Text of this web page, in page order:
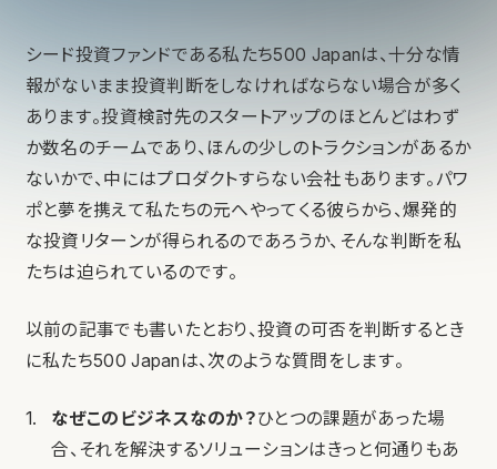
シード投資ファンドである私たち500 Japanは、十分な情
報がないまま投資判断をしなければならない場合が多く
あります。投資検討先のスタートアップのほとんどはわず
か数名のチームであり、ほんの少しのトラクションがあるか
ないかで、中にはプロダクトすらない会社もあります。パワ
ポと夢を携えて私たちの元へやってくる彼らから、爆発的
な投資リターンが得られるのであろうか、そんな判断を私
たちは迫られているのです。
以前の記事でも書いたとおり、投資の可否を判断するとき
に私たち500 Japanは、次のような質問をします。
なぜこのビジネスなのか？ひとつの課題があった場
合、それを解決するソリューションはきっと何通りもあ